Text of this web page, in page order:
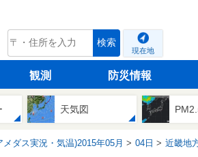
tenki.jp 検索
現在地
観測 防災情報
天気図
メダス実況・気温)2015年05月 04日 近畿地